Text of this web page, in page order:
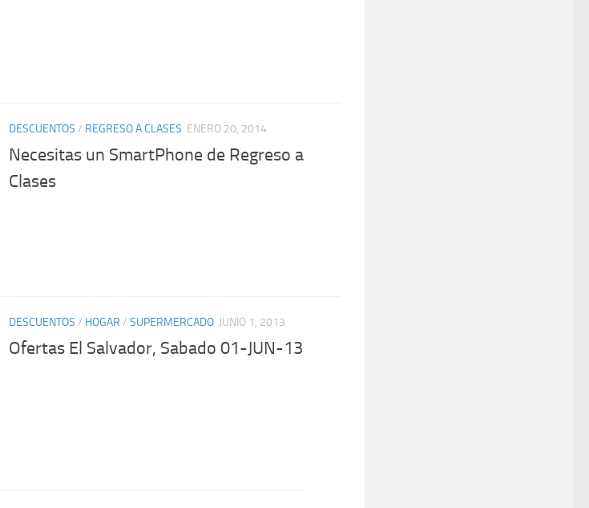
DESCUENTOS / REGRESO A CLASES ENERO 20, 2014
Necesitas un SmartPhone de Regreso a
Clases
DESCUENTOS / HOGAR / SUPERMERCADO JUNIO 1, 2013
Ofertas El Salvador, Sabado 01-JUN-13